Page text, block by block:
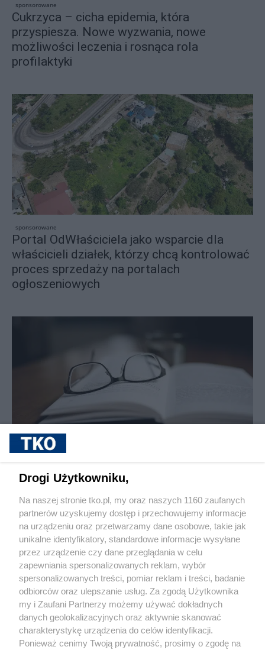
sponsorowane
Cukrzyca – cicha epidemia, która
przyspiesza. Nowe wyzwania, nowe
możliwości leczenia i rosnąca rola
profilaktyki
sponsorowane
Portal OdWłaściciela jako wsparcie dla
właścicieli działek, którzy chcą kontrolować
proces sprzedaży na portalach
ogłoszeniowych
sponsorowane
czytania hurtowo? Korzyści dla sklepów i
Pokaż więcej
Reklama Tematy Archiwum artykułów
Drogi Użytkowniku,
Na naszej stronie tko.pl, my oraz naszych 1160 zaufanych
partnerów uzyskujemy dostęp i przechowujemy informacje
na urządzeniu oraz przetwarzamy dane osobowe, takie jak
unikalne identyfikatory, standardowe informacje wysyłane
przez urządzenie czy dane przeglądania w celu
zapewniania spersonalizowanych reklam, wybór
spersonalizowanych treści, pomiar reklam i treści, badanie
odbiorców oraz ulepszanie usług. Za zgodą Użytkownika
my i Zaufani Partnerzy możemy używać dokładnych
danych geolokalizacyjnych oraz aktywnie skanować
charakterystykę urządzenia do celów identyfikacji.
Ponieważ cenimy Twoją prywatność, prosimy o zgodę na